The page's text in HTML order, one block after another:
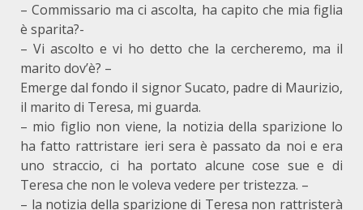
– Commissario ma ci ascolta, ha capito che mia figlia
è sparita?-
– Vi ascolto e vi ho detto che la cercheremo, ma il
marito dov’è? –
Emerge dal fondo il signor Sucato, padre di Maurizio,
il marito di Teresa, mi guarda.
– mio figlio non viene, la notizia della sparizione lo
ha fatto rattristare ieri sera è passato da noi e era
uno straccio, ci ha portato alcune cose sue e di
Teresa che non le voleva vedere per tristezza. –
– la notizia della sparizione di Teresa non rattristerà